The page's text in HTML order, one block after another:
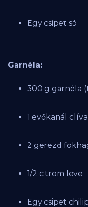
Egy csipet só
Garnéla:
300 g garnéla
1 evőkanál
2 gerezd
1/2 citrom leve
Egy csipet